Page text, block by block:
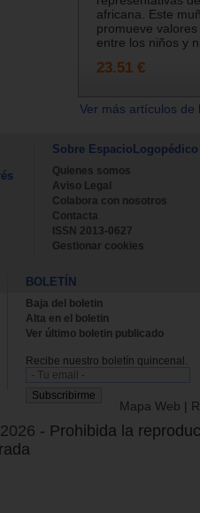
africana. Este
promueve
entre los niños y
23.51 €
Ver más artículos
Sobre EspacioLogopédico
Quienes somos
Aviso Legal
Colabora con nosotros
Contacta
ISSN 2013-0627
Gestionar cookies
BOLETÍN
Baja del boletin
Alta en el boletin
Ver último boletin publicado
Recibe nuestro boletín quincenal.
Mapa Web |
- Prohibida la